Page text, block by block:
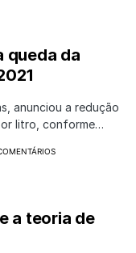
queda da
anunciou a redução
litro, conforme…
a teoria de